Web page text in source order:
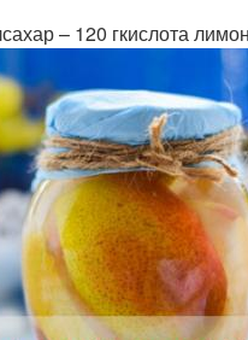
– 120 гкислота